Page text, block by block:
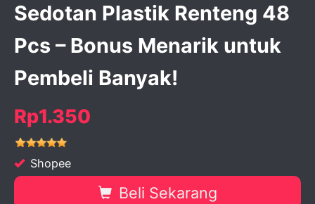
Sedotan Plastik Renteng 48
Pcs – Bonus Menarik untuk
Pembeli Banyak!
Rp1.350
Shopee
Beli Sekarang